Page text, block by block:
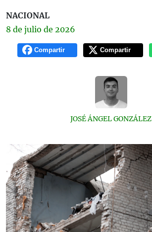
NACIONAL
8 de julio de 2026
Compartir Compartir
JOSÉ ÁNGEL GONZÁLEZ